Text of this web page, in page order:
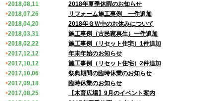
2018,08,11
2018年夏季休暇のお知らせ
2018,07,26
リフォーム施工事例 一件追加
2018,04,20
2018年ＧＷ中のお休みについて
2018,03,31
施工事例（古民家再生）一件追加
2018,02,22
施工事例（リセット住宅）1件追加
2017,12,12
年末年始のお知らせ
2017,10,12
施工事例（リセット住宅）2件追加
2017,10,06
祭典期間の臨時休業のお知らせ
2017,09,18
臨時休業のお知らせ
2017,08,25
【木育広場】9月のイベント案内